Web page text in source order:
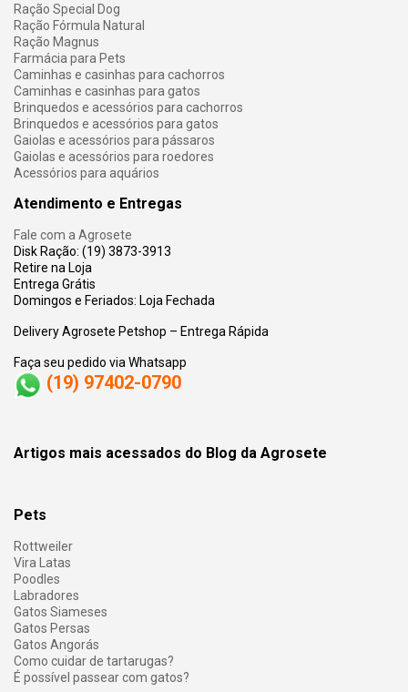
Ração Special Dog
Ração Fórmula Natural
Ração Magnus
Farmácia para Pets
Caminhas e casinhas para cachorros
Caminhas e casinhas para gatos
Brinquedos e acessórios para cachorros
Brinquedos e acessórios para gatos
Gaiolas e acessórios para pássaros
Gaiolas e acessórios para roedores
Acessórios para aquários
Atendimento e Entregas
Fale com a Agrosete
Disk Ração: (19) 3873-3913
Retire na Loja
Entrega Grátis
Domingos e Feriados: Loja Fechada
Delivery Agrosete Petshop – Entrega Rápida
Faça seu pedido via Whatsapp
(19) 97402-0790
Artigos mais acessados do Blog da Agrosete
Pets
Rottweiler
Vira Latas
Poodles
Labradores
Gatos Siameses
Gatos Persas
Gatos Angorás
Como cuidar de tartarugas?
É possível passear com gatos?